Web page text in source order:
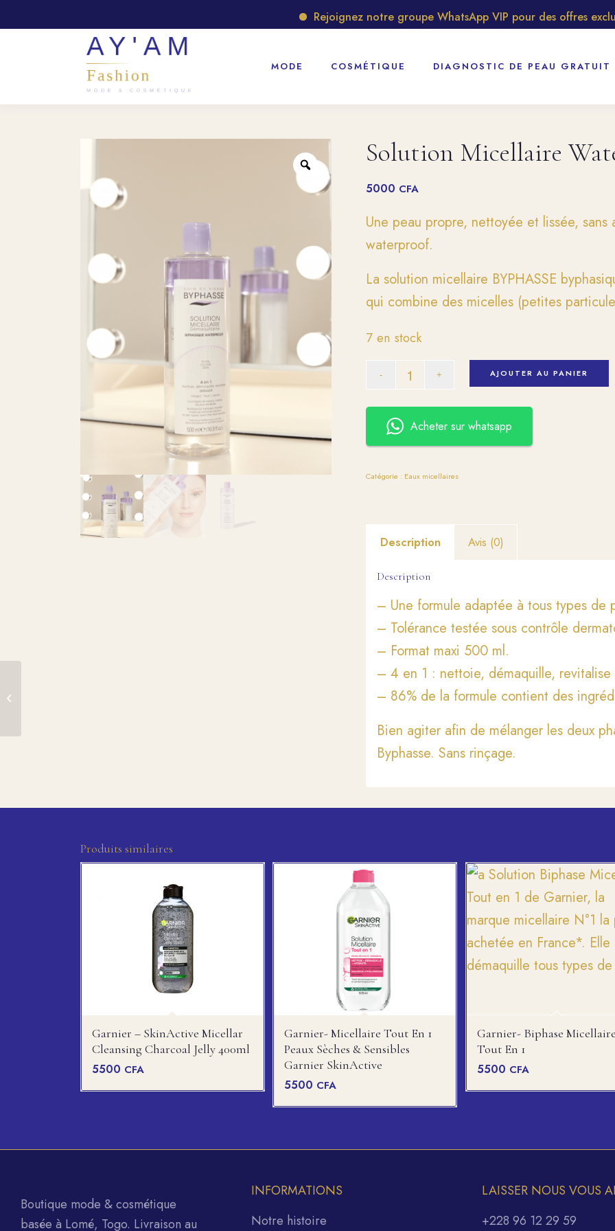
Rejoignez notre groupe WhatsApp VIP pour des offres exclusives
MODE COSMÉTIQUE DIAGNOSTIC DE PEAU GRATUIT
Solution Micellaire
5000 CFA
Une peau propre, nettoyée et lissée,
waterproof.
La solution micellaire BYPHASSE
qui combine des micelles (petites
7 en stock
AJOUTER AU PANIER
Acheter sur whatsapp
Catégorie : Eaux micellaires
Description Avis (0)
Description
– Une formule adaptée à tous types de
– Tolérance testée sous contrôle
– Format maxi 500 ml.
– 4 en 1 : nettoie, démaquille,
– 86% de la formule contient des
Bien agiter afin de mélanger les deux
Byphasse. Sans rinçage.
Produits similaires
Garnier – SkinActive Micellar
Cleansing Charcoal Jelly 400ml
5500 CFA
Garnier- Micellaire Tout En 1
Peaux Sèches & Sensibles
Garnier SkinActive
5500 CFA
Garnier- Biphase Micellaire
Tout En 1
5500 CFA
Boutique mode & cosmétique
basée à Lomé, Togo. Livraison au
INFORMATIONS
Notre histoire
LAISSER NOUS VOUS
+228 96 12 29 59